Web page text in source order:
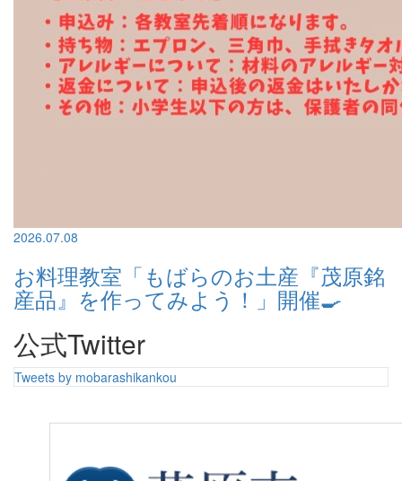
2026.07.08
お料理教室「もばらのお土産『茂原銘
産品』を作ってみよう！」開催🍳
公式Twitter
Tweets by mobarashikankou